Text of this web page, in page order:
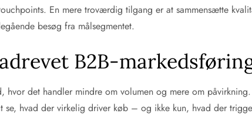
En mere troværdig tilgang er at sammensætte
besøg fra målsegmentet.
B2B-
hvor det handler mindre om volumen og mere om
se, hvad der virkelig driver køb – og ikke kun, hvad der